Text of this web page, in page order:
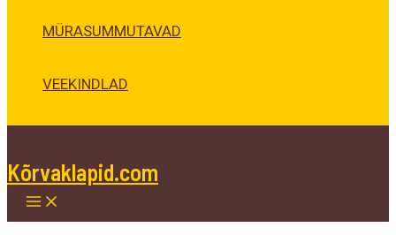
MÜRASUMMUTAVAD
VEEKINDLAD
Kõrvaklapid.com